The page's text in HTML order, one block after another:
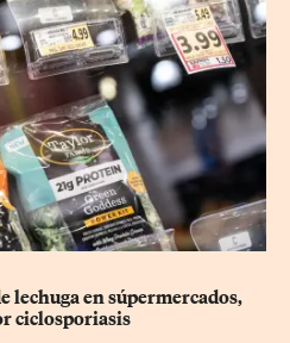
lechuga en súpermercados,
ciclosporiasis